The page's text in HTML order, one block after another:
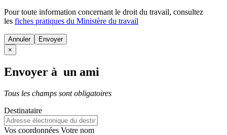
Pour toute information concernant le droit du travail, consultez
les fiches pratiques du Ministère du travail
Annuler
×
Envoyer à un ami
Tous les champs sont obligatoires
Destinataire
Vos coordonnées Votre nom